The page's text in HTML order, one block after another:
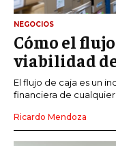
NEGOCIOS
Cómo el
viabilidad
El flujo de caja es un
financiera de cualquier
Ricardo Mendoza